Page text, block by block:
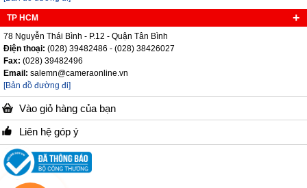
TP HCM
78 Nguyễn Thái Bình - P.12 - Quận Tân Bình
Điện thoại: (028) 39482486 - (028) 38426027
Fax: (028) 39482496
Email: salemn@cameraonline.vn
[Bản đồ đường đi]
Vào giỏ hàng của bạn
Liên hệ góp ý